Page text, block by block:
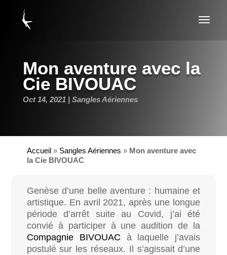
Mon aventure avec la
Cie BIVOUAC
Oct 14, 2021 Sangles Aériennes
Accueil» Sangles Aériennes » Mon aventure avec
la Cie BIVOUAC
Genèse d’une belle aventure : humaine et
artistique. En avril 2021, après une longue
période d’arrêt suite au Covid, j’ai été
convié à participer à une audition de la
Compagnie BIVOUAC à laquelle j’avais
postulé sur les réseaux. Il s’agissait d’une